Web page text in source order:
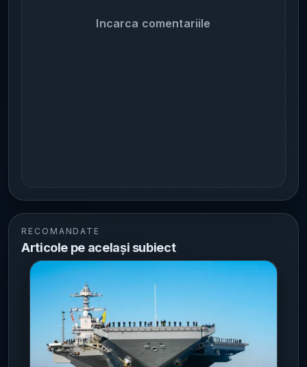
Incarca comentariile
RECOMANDATE
Articole pe același subiect